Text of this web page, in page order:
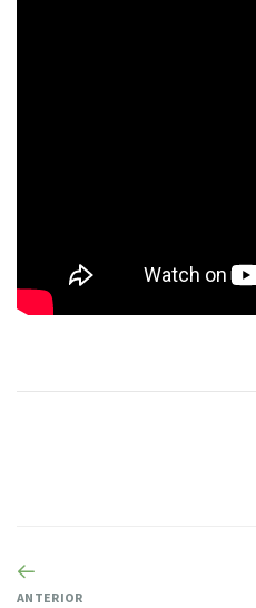
ANTERIOR